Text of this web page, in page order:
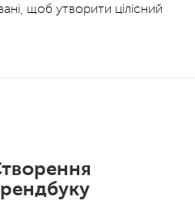
щоб утворити цілісний